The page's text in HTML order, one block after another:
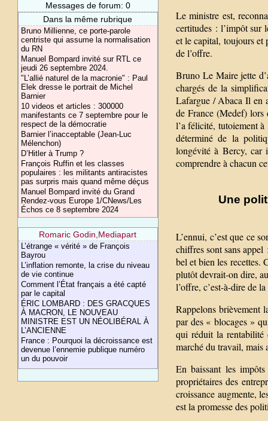
Messages de forum: 0
Dans la même rubrique
Bruno Millienne, ce porte-parole
centriste qui assume la normalisation
du RN
Manuel Bompard invité sur RTL ce
jeudi 26 septembre 2024.
"L’allié naturel de la macronie" : Paul
Elek dresse le portrait de Michel
Barnier
10 videos et articles : 300000
manifestants ce 7 septembre pour le
respect de la démocratie
Barnier l’inacceptable (Jean-Luc
Mélenchon)
D’Hitler à Trump ?
François Ruffin et les classes
populaires : les militants antiracistes
pas surpris mais quand même déçus
Manuel Bompard invité du Grand
Rendez-vous Europe 1/CNews/Les
Échos ce 8 septembre 2024
Romaric Godin,Mediapart
L’étrange « vérité » de François
Bayrou
L’inflation remonte, la crise du niveau
de vie continue
Comment l’État français a été capté
par le capital
ÉRIC LOMBARD : DES GRACQUES
À MACRON, LE NOUVEAU
MINISTRE EST UN NÉOLIBÉRAL À
L’ANCIENNE
France : Pourquoi la décroissance est
devenue l’ennemie publique numéro
un du pouvoir
Le ministre est,
certitudes : l’impôt sur
et le capital, toujours
de l’offre.
Bruno Le Maire jette
chargés de la
Lafargue / Abaca Il en
de France (Medef) lors
l’a félicité, tutoiement
déterminé de la
longévité à Bercy, car
comprendre à chacun
Une
L’ennui, c’est que ce
chiffres sont sans appel
bel et bien les recettes.
plutôt devrait-on dire,
l’offre, c’est-à-dire de
Rappelons brièvement
par des « blocages »
qui réduit la rentabilité
marché du travail, mais
En baissant les
propriétaires des
croissance augmente,
est la promesse des